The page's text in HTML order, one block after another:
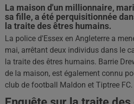
La maison d'un millionnaire,
sa fille, a été perquisitionnée
la traite des êtres humains.
La police d'Essex en Angleterre a
mai, arrêtant deux individus dans le
la traite des êtres humains. Barrie
de la maison, est également connu
club de football Maldon et Tiptree FC.